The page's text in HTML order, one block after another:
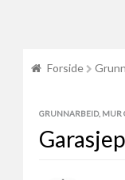
Forside
GRUNNARBEID, MUR